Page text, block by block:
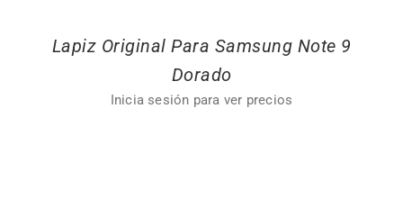
Lapiz Original Para Samsung Note 9
Dorado
Inicia sesión para ver precios